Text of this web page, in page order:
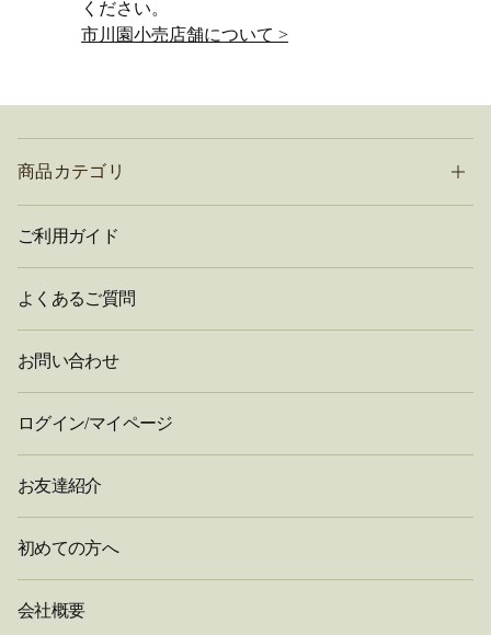
ください。
市川園小売店舗について >
商品カテゴリ
ご利用ガイド
よくあるご質問
お問い合わせ
ログイン/マイページ
お友達紹介
初めての方へ
会社概要